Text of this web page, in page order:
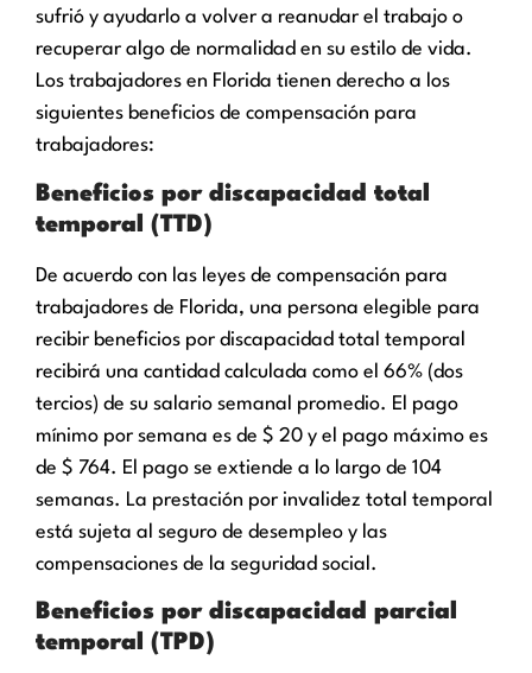
sufrió y ayudarlo a volver a reanudar el trabajo o
recuperar algo de normalidad en su estilo de vida.
Los trabajadores en Florida tienen derecho a los
siguientes beneficios de compensación para
trabajadores:
Beneficios por discapacidad total
temporal (TTD)
De acuerdo con las leyes de compensación para
trabajadores de Florida, una persona elegible para
recibir beneficios por discapacidad total temporal
recibirá una cantidad calculada como el 66% (dos
tercios) de su salario semanal promedio. El pago
mínimo por semana es de $ 20 y el pago máximo es
de $ 764. El pago se extiende a lo largo de 104
semanas. La prestación por invalidez total temporal
está sujeta al seguro de desempleo y las
compensaciones de la seguridad social.
Beneficios por discapacidad parcial
temporal (TPD)